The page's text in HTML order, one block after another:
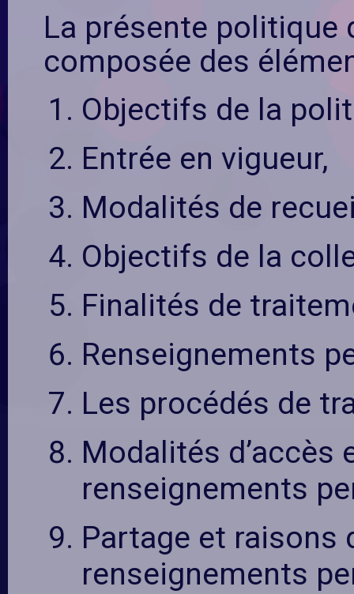
La présente
composée des
Objectifs de la
Entrée en vigueur,
Modalités de
Objectifs de la
Finalités de
Renseignements
Les procédés de
Modalités d’accès
renseignements
Partage et raisons
renseignements